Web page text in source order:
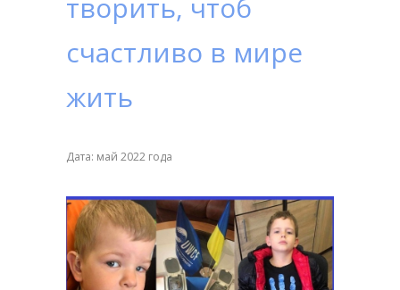
творить, чтоб
счастливо в мире
жить
Дата: май 2022 года